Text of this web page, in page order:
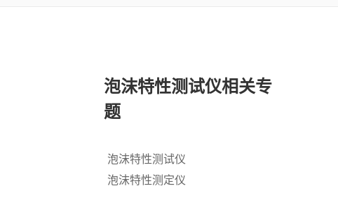
泡沫特性测试仪相关专
题
泡沫特性测试仪
泡沫特性测定仪